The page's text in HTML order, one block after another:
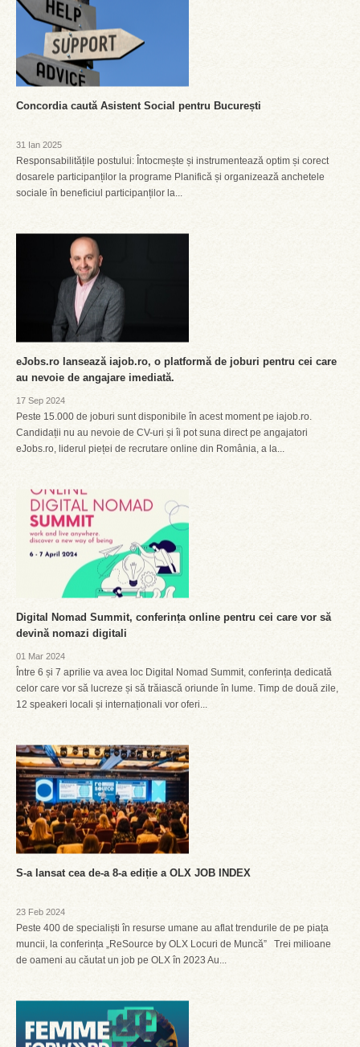
Concordia caută Asistent Social pentru București
31 Ian 2025
Responsabilitățile postului: Întocmește și instrumentează optim și corect
dosarele participanților la programe Planifică și organizează anchetele
sociale în beneficiul participanților la...
eJobs.ro lansează iajob.ro, o platformă de joburi pentru cei care
au nevoie de angajare imediată.
17 Sep 2024
Peste 15.000 de joburi sunt disponibile în acest moment pe iajob.ro.
Candidații nu au nevoie de CV-uri și îi pot suna direct pe angajatori
eJobs.ro, liderul pieței de recrutare online din România, a la...
Digital Nomad Summit, conferința online pentru cei care vor să
devină nomazi digitali
01 Mar 2024
Între 6 și 7 aprilie va avea loc Digital Nomad Summit, conferința dedicată
celor care vor să lucreze și să trăiască oriunde în lume. Timp de două zile,
12 speakeri locali și internaționali vor oferi...
S-a lansat cea de-a 8-a ediție a OLX JOB INDEX
23 Feb 2024
Peste 400 de specialiști în resurse umane au aflat trendurile de pe piața
muncii, la conferința „ReSource by OLX Locuri de Muncă” Trei milioane
de oameni au căutat un job pe OLX în 2023 Au...